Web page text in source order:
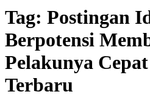
Tag: Postingan
Berpotensi
Pelakunya
Terbaru